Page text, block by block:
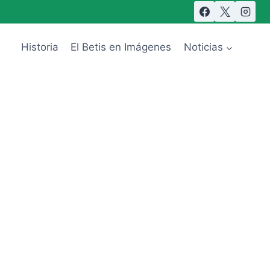
Historia El Betis en Imágenes Noticias